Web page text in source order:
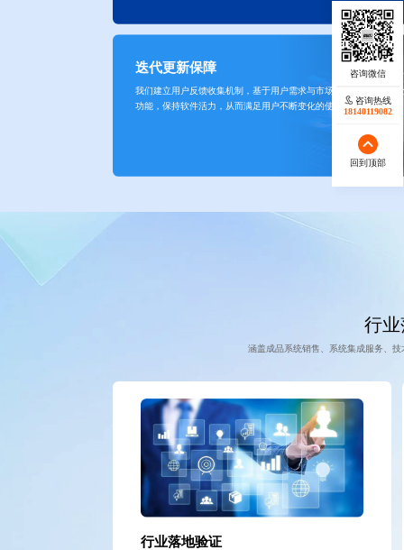
迭代更新保障
我们建立用户反馈收集机制，基于用户需求与市场趋势持续迭代优
功能，保持软件活力，从而满足用户不断变化的使用需求。
行
涵盖成品系统销售、系统集成服务、
行业落地验证
咨询热线
18140119082
回到顶部